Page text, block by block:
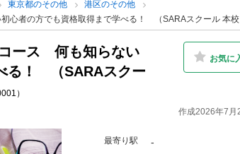
東京都のその他
港区のその他
心者の方でも資格取得まで学べる！ （SARAスクール 本校
ース 何も知らない
る！ （SARAスクー
）
お気に
作成2026年7月
最寄り駅 -